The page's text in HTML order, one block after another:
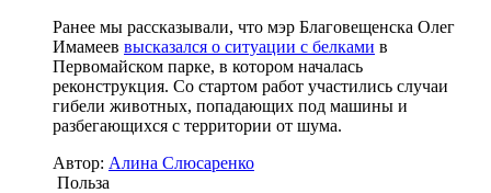
Ранее мы рассказывали, что мэр Благовещенска Олег
Имамеев высказался о ситуации с белками в
Первомайском парке, в котором началась
реконструкция. Со стартом работ участились случаи
гибели животных, попадающих под машины и
разбегающихся с территории от шума.
Автор: Алина Слюсаренко
Польза